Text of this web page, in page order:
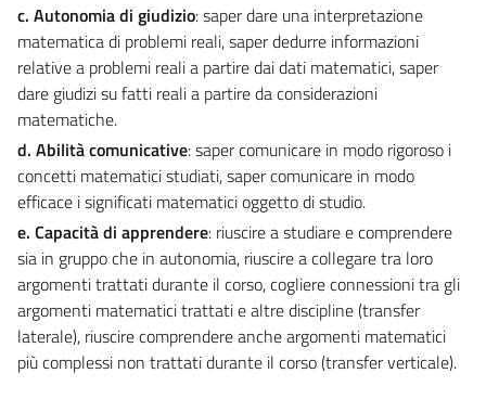
c. Autonomia di giudizio: saper dare una interpretazione
matematica di problemi reali, saper dedurre informazioni
relative a problemi reali a partire dai dati matematici, saper
dare giudizi su fatti reali a partire da considerazioni
matematiche.
d. Abilità comunicative: saper comunicare in modo rigoroso i
concetti matematici studiati, saper comunicare in modo
efficace i significati matematici oggetto di studio.
e. Capacità di apprendere: riuscire a studiare e comprendere
sia in gruppo che in autonomia, riuscire a collegare tra loro
argomenti trattati durante il corso, cogliere connessioni tra gli
argomenti matematici trattati e altre discipline (transfer
laterale), riuscire comprendere anche argomenti matematici
più complessi non trattati durante il corso (transfer verticale).